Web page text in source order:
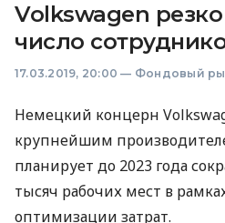
Volkswagen
число
17.03.2019, 20:00 — Фондовый
Немецкий концерн
крупнейшим
планирует до 2023 года
тысяч рабочих мест в
оптимизации затрат.